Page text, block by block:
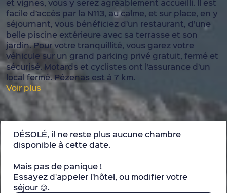
facile d’accès par la N113, au calme, et sur place, en y
séjournant, vous bénéficiez d’un restaurant, d’une
belle piscine extérieure avec sa terrasse et son
jardin. Pour votre tranquillité, vous garez votre
véhicule sur un grand parking privé gratuit, fermé et
sécurisé. Motards et cyclistes ont l’assurance d’un
local fermé. Pézenas est à 7 km.
Voir plus
DÉSOLÉ, il ne reste plus aucune chambre
disponible à cette date.
Mais pas de panique !
Essayez d'appeler l'hôtel, ou modifier votre
séjour 😉.